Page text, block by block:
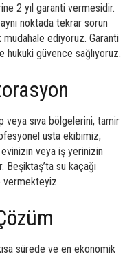
2 yıl garanti vermesidir.
noktada tekrar sorun
ediyoruz. Garanti
güvence sağlıyoruz.
veya sıva bölgelerini, tamir
usta ekibimiz,
veya iş yerinizin
Beşiktaş’ta su kaçağı
vermekteyiz.
sürede ve en ekonomik